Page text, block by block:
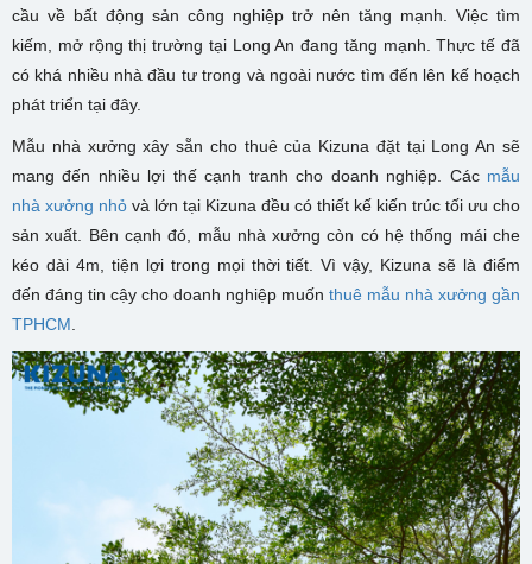
cầu về bất động sản công nghiệp trở nên tăng mạnh. Việc tìm
kiếm, mở rộng thị trường tại Long An đang tăng mạnh. Thực tế đã
có khá nhiều nhà đầu tư trong và ngoài nước tìm đến lên kế hoạch
phát triển tại đây.
Mẫu nhà xưởng xây sẵn cho thuê của Kizuna đặt tại Long An sẽ
mang đến nhiều lợi thế cạnh tranh cho doanh nghiệp. Các mẫu
nhà xưởng nhỏ và lớn tại Kizuna đều có thiết kế kiến trúc tối ưu cho
sản xuất. Bên cạnh đó, mẫu nhà xưởng còn có hệ thống mái che
kéo dài 4m, tiện lợi trong mọi thời tiết. Vì vậy, Kizuna sẽ là điểm
đến đáng tin cậy cho doanh nghiệp muốn thuê mẫu nhà xưởng gần
TPHCM